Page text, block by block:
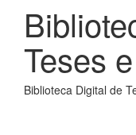
Teses
Biblioteca Digital de